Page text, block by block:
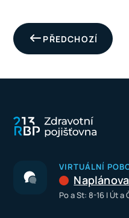
PŘEDCHOZÍ
VIRTUÁLNÍ
Po a St: 8-16 I Út a